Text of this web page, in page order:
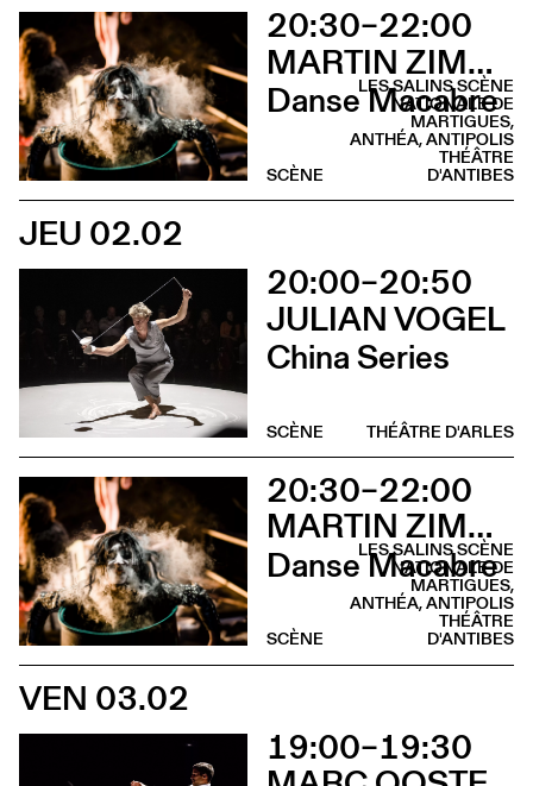
20:30–22:00
MARTIN ZIMMERMANN
Danse Macabre
LES SALINS SCÈNE
NATIONALE DE
MARTIGUES,
ANTHÉA, ANTIPOLIS
THÉÂTRE
D'ANTIBES
SCÈNE
JEU 02.02
20:00–20:50
JULIAN VOGEL
China Series
THÉÂTRE D'ARLES
SCÈNE
20:30–22:00
MARTIN ZIMMERMANN
Danse Macabre
LES SALINS SCÈNE
NATIONALE DE
MARTIGUES,
ANTHÉA, ANTIPOLIS
THÉÂTRE
D'ANTIBES
SCÈNE
VEN 03.02
19:00–19:30